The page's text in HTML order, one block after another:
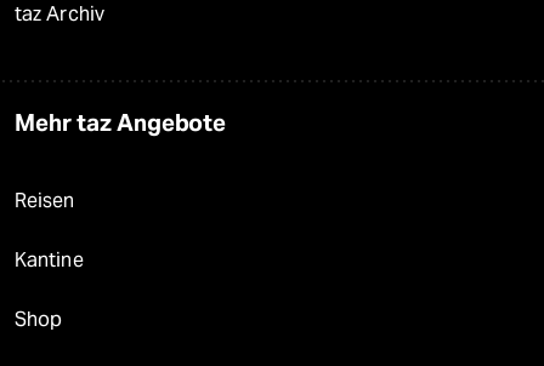
taz Archiv
Mehr taz Angebote
Reisen
Kantine
Shop